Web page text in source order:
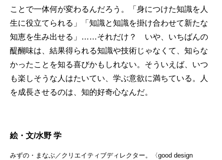
ことで一体何が変わるんだろう。「身につけた知識を人
生に役立てられる」「知識と知識を掛け合わせて新たな
知恵を生み出せる」……それだけ？ いや、いちばんの
醍醐味は、結果得られる知識や技術じゃなくて、知らな
かったことを知る喜びかもしれない。そういえば、いつ
も楽しそうな人はたいてい、学ぶ意欲に満ちている。人
を成長させるのは、知的好奇心なんだ。
絵・文/水野 学
みずの・まなぶ／クリエイティブディレクター。〈good design